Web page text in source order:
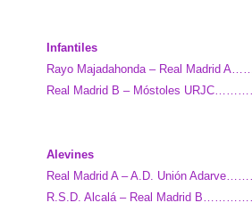
Infantiles
Rayo Majadahonda – Real Madrid
Real Madrid B – Móstoles
Alevines
Real Madrid A – A.D. Unión
R.S.D. Alcalá – Real Madrid